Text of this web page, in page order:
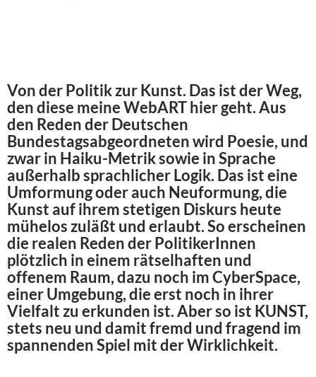
Von der Politik zur Kunst. Das ist der Weg,
den diese meine WebART hier geht. Aus
den Reden der Deutschen
Bundestagsabgeordneten wird Poesie, und
zwar in Haiku-Metrik sowie in Sprache
außerhalb sprachlicher Logik. Das ist eine
Umformung oder auch Neuformung, die
Kunst auf ihrem stetigen Diskurs heute
mühelos zuläßt und erlaubt. So erscheinen
die realen Reden der PolitikerInnen
plötzlich in einem rätselhaften und
offenem Raum, dazu noch im CyberSpace,
einer Umgebung, die erst noch in ihrer
Vielfalt zu erkunden ist. Aber so ist KUNST,
stets neu und damit fremd und fragend im
spannenden Spiel mit der Wirklichkeit.